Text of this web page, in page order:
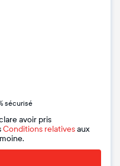
sécurisé
avoir pris
Conditions relativesaux